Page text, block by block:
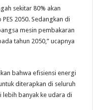
sekitar 80% akan
2050. Sedangkan di
mesin pembakaran
tahun 2050,” ucapnya
bahwa efisiensi energi
diterapkan di seluruh
banyak ke udara di